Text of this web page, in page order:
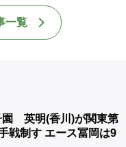
一覧
園 英明(香川)が関東第
戦制す エース冨岡は9